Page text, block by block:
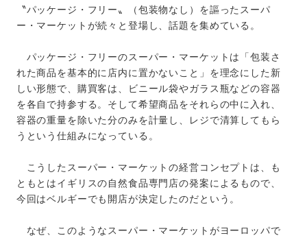
〝パッケージ・フリー〟（包装物なし）を謳ったスーパ
ー・マーケットが続々と登場し、話題を集めている。
パッケージ・フリーのスーパー・マーケットは「包装さ
れた商品を基本的に店内に置かないこと」を理念にした新
しい形態で、購買客は、ビニール袋やガラス瓶などの容器
を各自で持参する。そして希望商品をそれらの中に入れ、
容器の重量を除いた分のみを計量し、レジで清算してもら
うという仕組みになっている。
こうしたスーパー・マーケットの経営コンセプトは、も
ともとはイギリスの自然食品専門店の発案によるもので、
今回はベルギーでも開店が決定したのだという。
なぜ、このようなスーパー・マーケットがヨーロッパで